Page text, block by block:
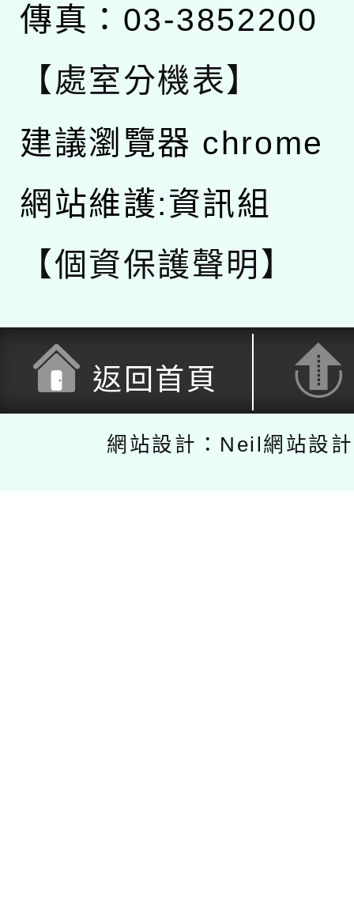
傳真：03-3852200
【處室分機表】
建議瀏覽器 chrome
網站維護:資訊組
【個資保護聲明】
返回首頁
網站設計：Neil網站設